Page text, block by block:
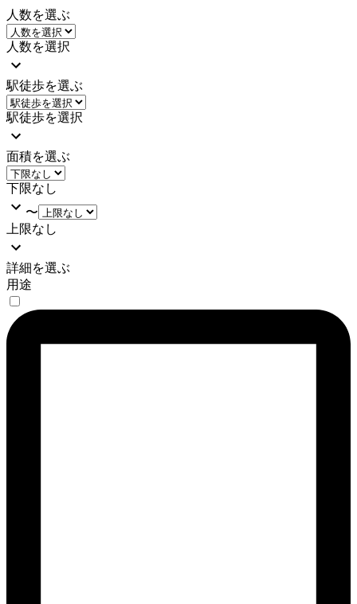
人数を選ぶ
人数を選択
駅徒歩を選ぶ
駅徒歩を選択
面積を選ぶ
下限なし
〜
上限なし
詳細を選ぶ
用途